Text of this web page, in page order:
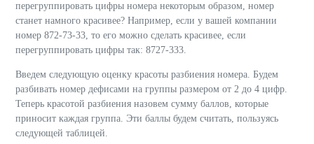
перегруппировать цифры номера некоторым образом, номер
станет намного красивее? Например, если у вашей компании
номер 872-73-33, то его можно сделать красивее, если
перегруппировать цифры так: 8727-333.
Введем следующую оценку красоты разбиения номера. Будем
разбивать номер дефисами на группы размером от 2 до 4 цифр.
Теперь красотой разбиения назовем сумму баллов, которые
приносит каждая группа. Эти баллы будем считать, пользуясь
следующей таблицей.